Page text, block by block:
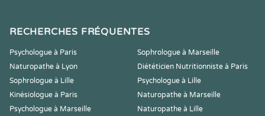
RECHERCHES FRÉQUENTES
Psychologue à Paris
Sophrologue à Marseille
Naturopathe à Lyon
Diététicien Nutritionniste à Paris
Sophrologue à Lille
Psychologue à Lille
Kinésiologue à Paris
Naturopathe à Marseille
Psychologue à Marseille
Naturopathe à Lille